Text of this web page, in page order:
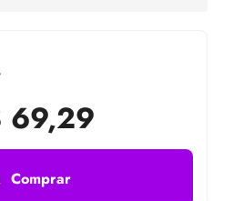
69,29
Comprar